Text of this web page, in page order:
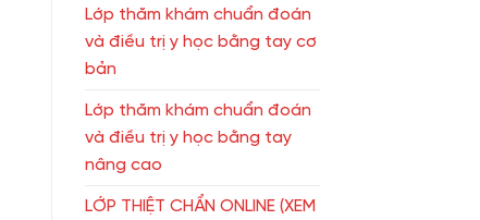
Lớp thăm khám chuẩn đoán
và điều trị y học bằng tay cơ
bản
Lớp thăm khám chuẩn đoán
và điều trị y học bằng tay
nâng cao
LỚP THIỆT CHẨN ONLINE (XEM